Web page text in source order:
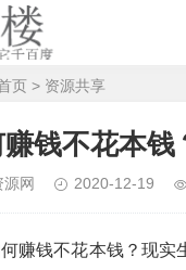
页 > 资源共享
钱不花本
网 2020-12-19
赚钱不花本钱？现实